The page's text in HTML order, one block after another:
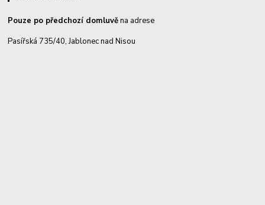
Pouze po předchozí domluvěna adrese
Pasířská 735/40, Jablonec nad Nisou